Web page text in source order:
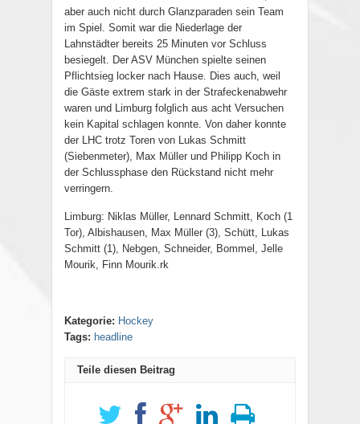
aber auch nicht durch Glanzparaden sein Team
im Spiel. Somit war die Niederlage der
Lahnstädter bereits 25 Minuten vor Schluss
besiegelt. Der ASV München spielte seinen
Pflichtsieg locker nach Hause. Dies auch, weil
die Gäste extrem stark in der Strafeckenabwehr
waren und Limburg folglich aus acht Versuchen
kein Kapital schlagen konnte. Von daher konnte
der LHC trotz Toren von Lukas Schmitt
(Siebenmeter), Max Müller und Philipp Koch in
der Schlussphase den Rückstand nicht mehr
verringern.
Limburg: Niklas Müller, Lennard Schmitt, Koch (1
Tor), Albishausen, Max Müller (3), Schütt, Lukas
Schmitt (1), Nebgen, Schneider, Bommel, Jelle
Mourik, Finn Mourik.rk
Kategorie: Hockey
Tags: headline
Teile diesen Beitrag